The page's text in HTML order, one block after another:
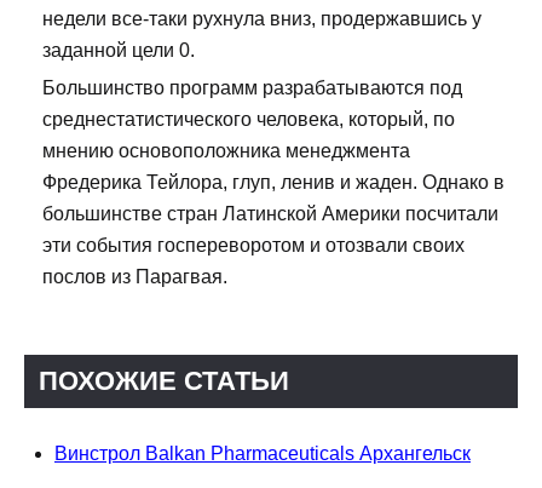
недели все-таки рухнула вниз, продержавшись у
заданной цели 0.
Большинство программ разрабатываются под
среднестатистического человека, который, по
мнению основоположника менеджмента
Фредерика Тейлора, глуп, ленив и жаден. Однако в
большинстве стран Латинской Америки посчитали
эти события госпереворотом и отозвали своих
послов из Парагвая.
ПОХОЖИЕ СТАТЬИ
Винстрол Balkan Pharmaceuticals Архангельск